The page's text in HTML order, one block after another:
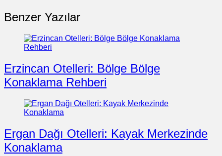
Benzer Yazılar
Erzincan Otelleri: Bölge Bölge
Konaklama Rehberi
Ergan Dağı Otelleri: Kayak Merkezinde
Konaklama